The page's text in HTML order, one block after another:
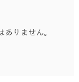
りません。